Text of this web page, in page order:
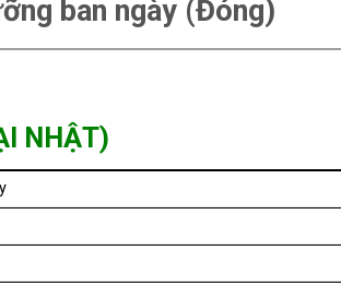
ban ngày (Đóng)
NHẬT)